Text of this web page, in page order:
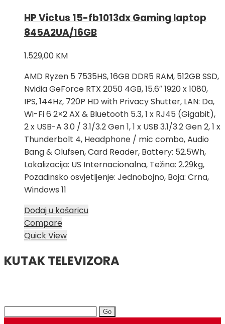
HP Victus 15-fb1013dx Gaming laptop
845A2UA/16GB
1.529,00 KM
AMD Ryzen 5 7535HS, 16GB DDR5 RAM, 512GB SSD,
Nvidia GeForce RTX 2050 4GB, 15.6″ 1920 x 1080,
IPS, 144Hz, 720P HD with Privacy Shutter, LAN: Da,
Wi-Fi 6 2×2 AX & Bluetooth 5.3, 1 x RJ45 (Gigabit),
2 x USB-A 3.0 / 3.1/3.2 Gen 1, 1 x USB 3.1/3.2 Gen 2, 1 x
Thunderbolt 4, Headphone / mic combo, Audio
Bang & Olufsen, Card Reader, Battery: 52.5Wh,
Lokalizacija: US Internacionalna, Težina: 2.29kg,
Pozadinsko osvjetljenje: Jednobojno, Boja: Crna,
Windows 11
Dodaj u košaricu
Compare
Quick View
KUTAK TELEVIZORA
Search